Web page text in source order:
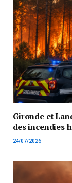
Gironde et
des incendies
24/07/2026